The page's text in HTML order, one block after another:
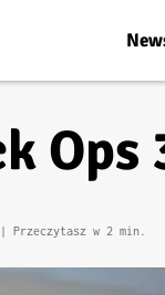
Ops
| Przeczytasz w 2 min.